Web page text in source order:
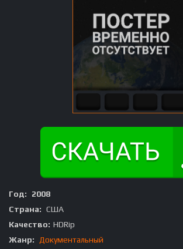
Год:
2008
Страна: США
Качество: HDRip
Жанр:
Документальный